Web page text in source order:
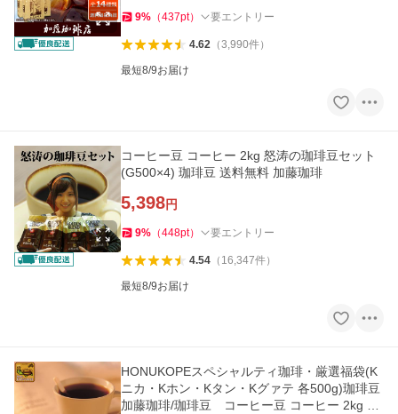
9% （437pt） 要エントリー
4.62（3,990件）
最短8/9お届け
コーヒー豆 コーヒー 2kg 怒涛の珈琲豆セット
(G500×4) 珈琲豆 送料無料 加藤珈琲
5,398円
9% （448pt） 要エントリー
4.54（ 16,347件）
最短8/9お届け
HONUKOPEスペシャルティ珈琲・厳選福袋(K
ニカ・Kホン・Kタン・Kグァテ 各500g)珈琲豆
加藤珈琲/珈琲豆 コーヒー豆 コーヒー 2kg 福